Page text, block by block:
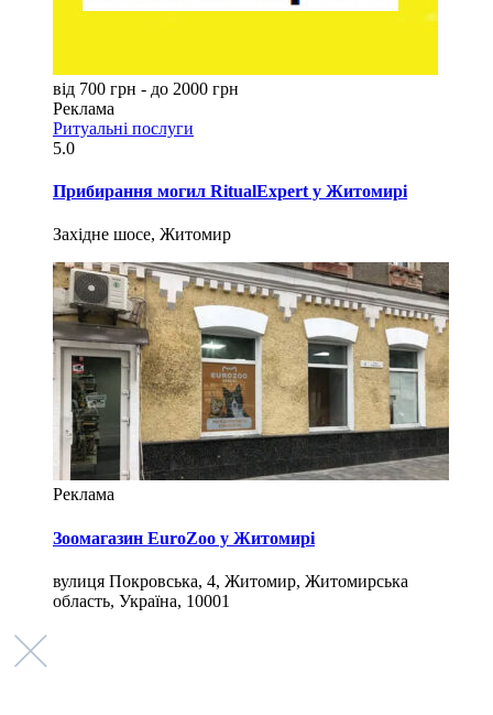
від 700 грн - до 2000 грн
Реклама
Ритуальні послуги
5.0
Прибирання могил RitualExpert у Житомирі
Західне шосе, Житомир
Реклама
Зоомагазин EuroZoo у Житомирі
вулиця Покровська, 4, Житомир, Житомирська
область, Україна, 10001